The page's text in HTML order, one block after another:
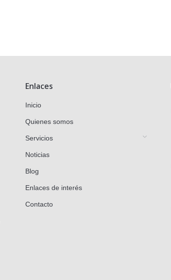
Enlaces
Inicio
Quienes somos
Servicios
Noticias
Blog
Enlaces de interés
Contacto